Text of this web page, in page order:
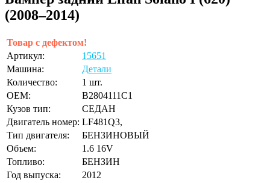
(2008–2014)
Товар с дефектом!
Артикул:
15651
Машина:
Детали
Количество:
1 шт.
OEM:
B2804111C1
Кузов тип:
СЕДАН
Двигатель номер: LF481Q3,
Тип двигателя:
БЕНЗИНОВЫЙ
Объем:
1.6 16V
Топливо:
БЕНЗИН
Год выпуска:
2012